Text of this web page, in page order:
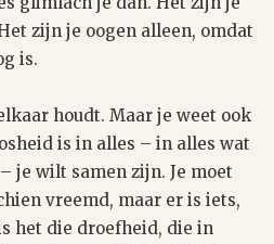
zijn je oogen alleen, omdat
is.
houdt. Maar je weet ook
is in alles – in alles wat
je wilt samen zijn. Je moet
vreemd, maar er is iets,
het die droefheid, die in